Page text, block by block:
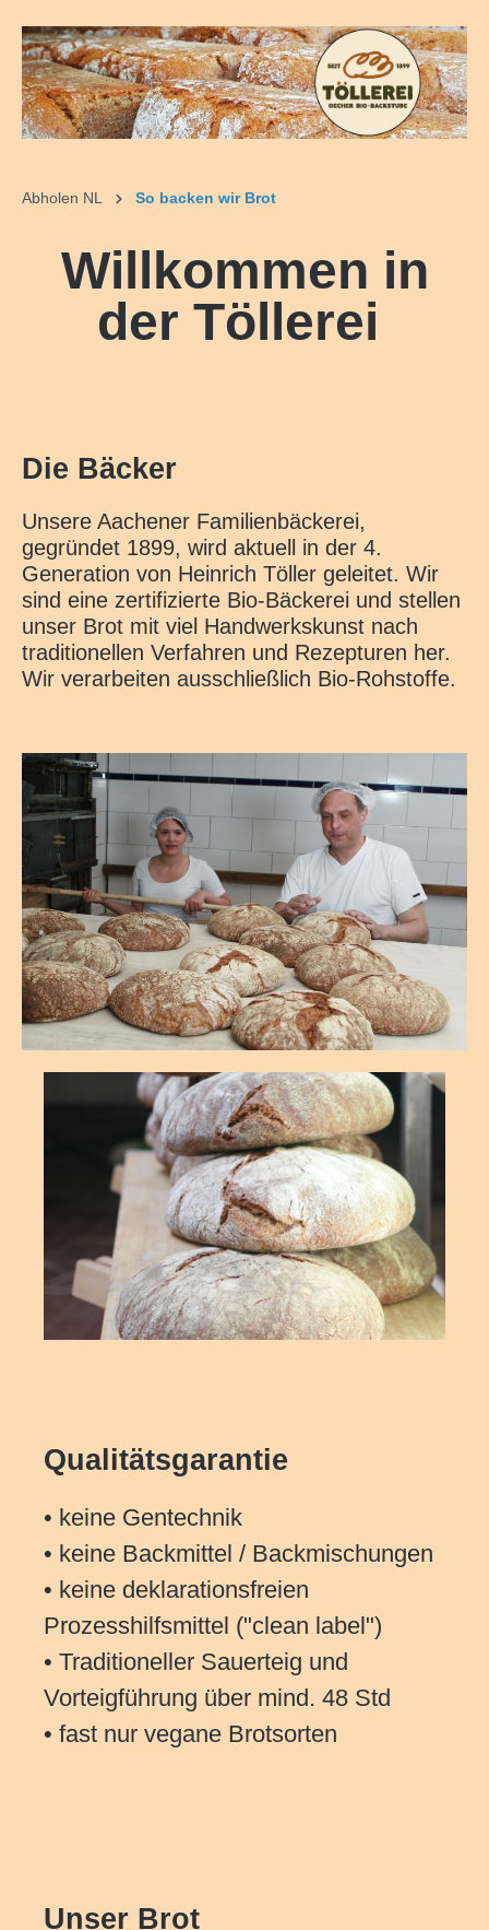
springen
Abholen NL So backen wir Brot
Willkommen in
der Töllerei
Die Bäcker
Unsere Aachener Familienbäckerei,
gegründet 1899, wird aktuell in der 4.
Generation von Heinrich Töller geleitet. Wir
sind eine zertifizierte Bio-Bäckerei und stellen
unser Brot mit viel Handwerkskunst nach
traditionellen Verfahren und Rezepturen her.
Wir verarbeiten ausschließlich Bio-Rohstoffe.
Qualitätsgarantie
• keine Gentechnik
• keine Backmittel / Backmischungen
• keine deklarationsfreien
Prozesshilfsmittel ("clean label")
• Traditioneller Sauerteig und
Vorteigführung über mind. 48 Std
• fast nur vegane Brotsorten
Unser Brot